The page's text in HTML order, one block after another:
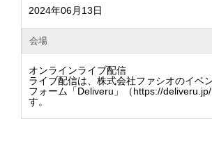
2024年06月13日
会場
オンラインライブ配信
ライブ配信は、株式会社ファシオのイベ
フォーム「Deliveru」（https://
す。